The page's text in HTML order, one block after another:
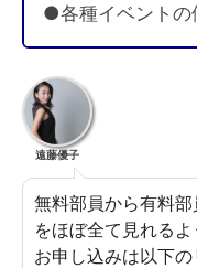
●各種イベントの
遠藤優子
無料部員から有料
をほぼ全て見れる
お申し込みは以下の